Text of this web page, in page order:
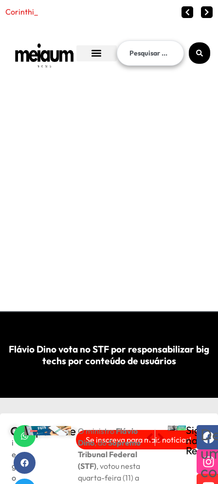
Corinthians vence o Internaciona
Flávio Dino vota no STF por responsabilizar big
techs por conteúdo de usuários
D
i
e
g
o
Compartilhe
Se inscreva para mais notícias!
O ministroFlávio
Dino, doSupremo
Tribunal Federal
(STF), votou nesta
quarta-feira (11) a
ANTERIOR
Ex-presidente
PRÓXIMO
Haddad elogia Hugo
Sigam
nas
Redes